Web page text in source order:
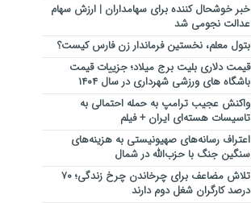
خبر خوشحال کننده برای سهامداران | ارزش سهام
عدالت نجومی شد
بتول معلم، نخستین فرماندار زن فارس کیست؟
قیمت دلاری بلیت برج میلاد؛ جزییات قیمت
باشگاه های ورزشی شهرداری در سال ۱۴۰۴
واکنش عجیب ترامپ به حمله احتمالی به
تاسیسات هسته‌ای ایران + فیلم
اعتراف رسانه‌های صهیونیستی به هزینه‌های
سنگین جنگ با حزب‌الله در شمال
تلاش مضاعف برای چرخاندن چرخ زندگی؛ ۷۰
درصد کارگران شغل دوم دارند